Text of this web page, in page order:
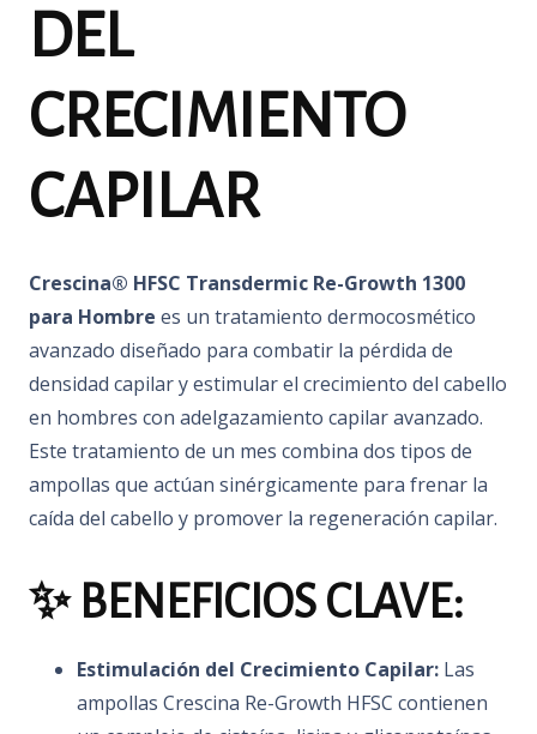
DEL
CRECIMIENTO
CAPILAR
Crescina® HFSC Transdermic Re-Growth 1300
para Hombre es un tratamiento dermocosmético
avanzado diseñado para combatir la pérdida de
densidad capilar y estimular el crecimiento del cabello
en hombres con adelgazamiento capilar avanzado.
Este tratamiento de un mes combina dos tipos de
ampollas que actúan sinérgicamente para frenar la
caída del cabello y promover la regeneración capilar.
✨ BENEFICIOS CLAVE:
Estimulación del Crecimiento Capilar: Las
ampollas Crescina Re-Growth HFSC contienen